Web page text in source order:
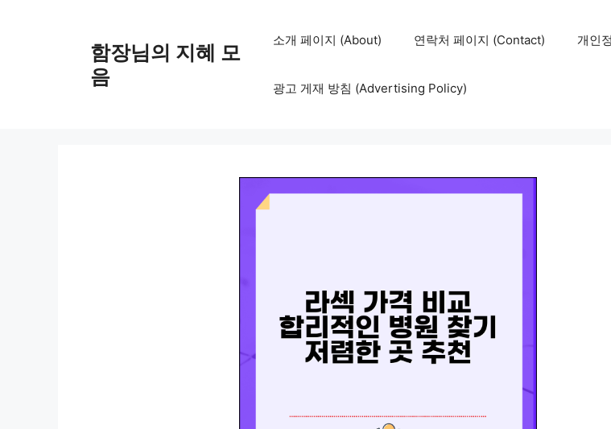
함장님의 지혜 모
음
소개 페이지 (About) 연락처 페이지 (Contact) 개인
광고 게재 방침 (Advertising Policy)